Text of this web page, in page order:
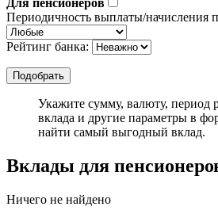
Периодичность выплаты/начисления
Рейтинг банка:
Укажите сумму, валюту, период
вклада и другие параметры в
найти самый выгодный вклад.
Вклады для
Ничего не найдено